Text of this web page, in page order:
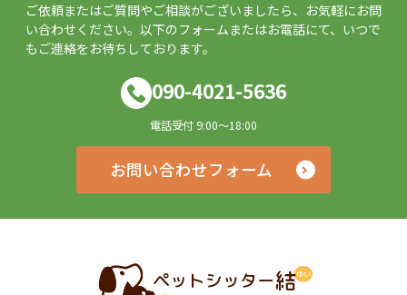
ご依頼またはご質問やご相談がございましたら、お気軽にお問
い合わせください。以下のフォームまたはお電話にて、いつで
もご連絡をお待ちしております。
090-4021-5636
電話受付 9:00～18:00
お問い合わせフォーム